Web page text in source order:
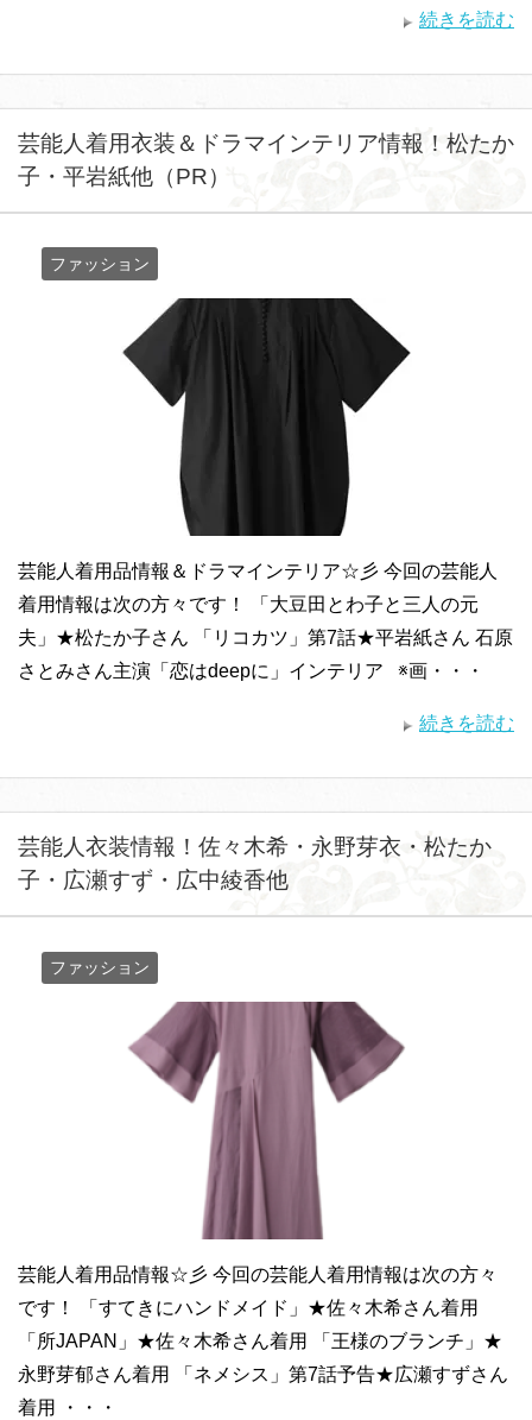
続きを読む
芸能人着用衣装＆ドラマインテリア情報！松たか
子・平岩紙他（PR）
ファッション
芸能人着用品情報＆ドラマインテリア☆彡 今回の芸能人
着用情報は次の方々です！ 「大豆田とわ子と三人の元
夫」★松たか子さん 「リコカツ」第7話★平岩紙さん 石原
さとみさん主演「恋はdeepに」インテリア ※画・・・
続きを読む
芸能人衣装情報！佐々木希・永野芽衣・松たか
子・広瀬すず・広中綾香他
ファッション
芸能人着用品情報☆彡 今回の芸能人着用情報は次の方々
です！ 「すてきにハンドメイド」★佐々木希さん着用
「所JAPAN」★佐々木希さん着用 「王様のブランチ」★
永野芽郁さん着用 「ネメシス」第7話予告★広瀬すずさん
着用 ・・・